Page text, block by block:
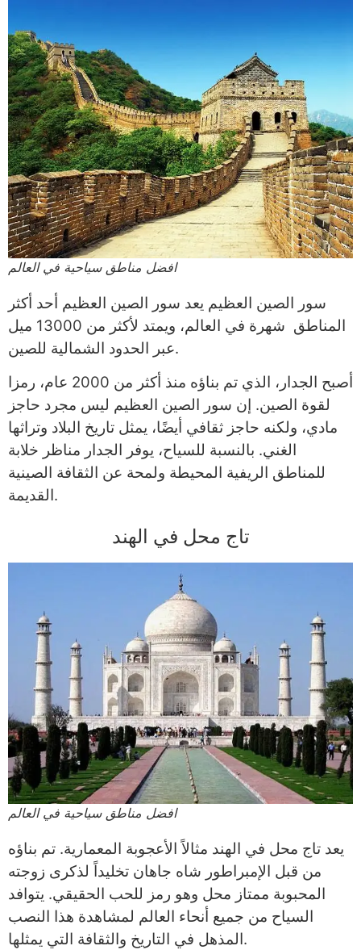
افضل مناطق سياحية في العالم
سور الصين العظيم يعد سور الصين العظيم أحد أكثر
المناطق شهرة في العالم، ويمتد لأكثر من 13000 ميل
عبر الحدود الشمالية للصين.
أصبح الجدار، الذي تم بناؤه منذ أكثر من 2000 عام، رمزا
لقوة الصين. إن سور الصين العظيم ليس مجرد حاجز
مادي، ولكنه حاجز ثقافي أيضًا، يمثل تاريخ البلاد وتراثها
الغني. بالنسبة للسياح، يوفر الجدار مناظر خلابة
للمناطق الريفية المحيطة ولمحة عن الثقافة الصينية
القديمة.
تاج محل في الهند
افضل مناطق سياحية في العالم
يعد تاج محل في الهند مثالاً الأعجوبة المعمارية. تم بناؤه
من قبل الإمبراطور شاه جاهان تخليداً لذكرى زوجته
المحبوبة ممتاز محل وهو رمز للحب الحقيقي. يتوافد
السياح من جميع أنحاء العالم لمشاهدة هذا النصب
المذهل في التاريخ والثقافة التي يمثلها.